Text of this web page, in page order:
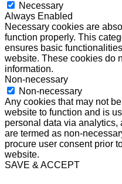
Necessary
Always Enabled
Necessary cookies are
function properly. This
ensures basic
website. These cookies do
information.
Non-necessary
Non-necessary
Any cookies that may not
website to function and is
personal data via analytics,
are termed as non-
procure user consent prior
website.
SAVE & ACCEPT